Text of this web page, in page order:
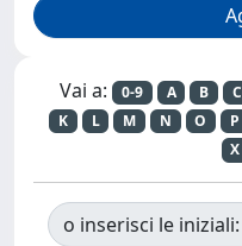
Vai a: 0-9 A B C
K
L M N O P
X
o inserisci le iniziali: